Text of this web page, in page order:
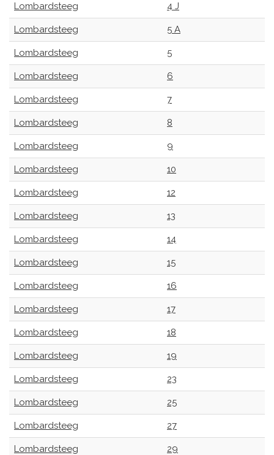
Lombardsteeg 4 J
Lombardsteeg 5 A
Lombardsteeg 5
Lombardsteeg 6
Lombardsteeg 7
Lombardsteeg 8
Lombardsteeg 9
Lombardsteeg 10
Lombardsteeg 12
Lombardsteeg 13
Lombardsteeg 14
Lombardsteeg 15
Lombardsteeg 16
Lombardsteeg 17
Lombardsteeg 18
Lombardsteeg 19
Lombardsteeg 23
Lombardsteeg 25
Lombardsteeg 27
Lombardsteeg 29